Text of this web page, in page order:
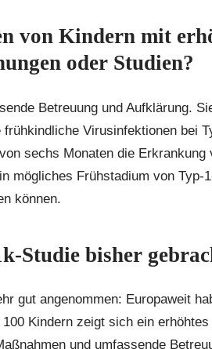
von Kindern mit
oder Studien?
Betreuung und Aufklärung.
Virusinfektionen bei
sechs Monaten die Erkrankung
mögliches Frühstadium von Typ-
können.
Studie bisher
gut angenommen: Europaweit
Kindern zeigt sich ein
und umfassende